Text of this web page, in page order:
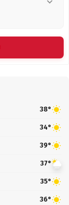
38°
34°
39°
37°
35°
36°